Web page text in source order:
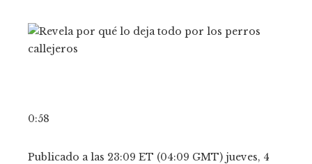
0:58
Publicado a las 23:09 ET (04:09 GMT) jueves, 4